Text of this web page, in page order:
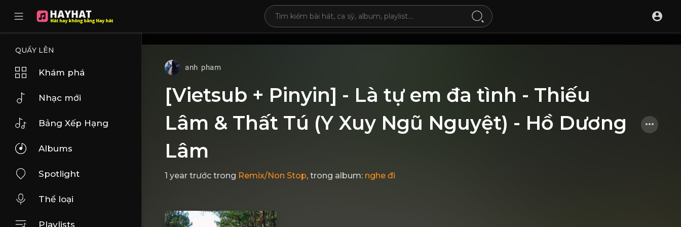
QUẨY LÊN
Khám phá
Nhạc mới
Bảng Xếp Hạng
Albums
Spotlight
Thể loại
Playlists
anh pham
[Vietsub + Pinyin] - Là tự em đa tình - Thiếu
Lâm & Thất Tú (Y Xuy Ngũ Nguyệt) - Hồ Dương
Lâm
1 year trước trong Remix/Non Stop, trong album: nghe đi